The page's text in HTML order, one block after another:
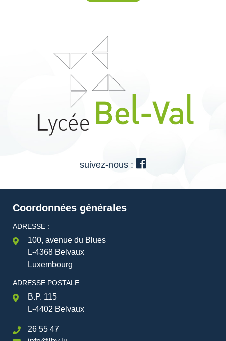
suivez-nous :
Coordonnées générales
ADRESSE :
100, avenue du Blues
L-4368 Belvaux
Luxembourg
ADRESSE POSTALE :
B.P. 115
L-4402 Belvaux
26 55 47